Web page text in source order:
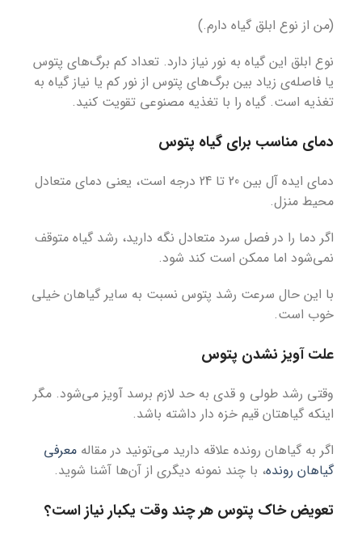
(من از نوع ابلق گیاه دارم.)
نوع ابلق این گیاه به نور نیاز دارد. تعداد کم برگ‌های پتوس
یا فاصله‌ی زیاد بین برگ‌های پتوس از نور کم یا نیاز گیاه به
تغذیه است. گیاه را با تغذیه مصنوعی تقویت کنید.
دمای مناسب برای گیاه پتوس
دمای ایده آل بین 20 تا 24 درجه است، یعنی دمای متعادل
محیط منزل.
اگر دما را در فصل سرد متعادل نگه دارید، رشد گیاه متوقف
نمی‌شود اما ممکن است کند شود.
با این حال سرعت رشد پتوس نسبت به سایر گیاهان خیلی
خوب است.
علت آویز نشدن پتوس
وقتی رشد طولی و قدی به حد لازم برسد آویز می‌شود. مگر
اینکه گیاهتان قیم خزه دار داشته باشد.
اگر به گیاهان رونده علاقه دارید می‌تونید در مقاله معرفی
گیاهان رونده، با چند نمونه دیگری از آن‌ها آشنا شوید.
تعویض خاک پتوس هر چند وقت یکبار نیاز است؟